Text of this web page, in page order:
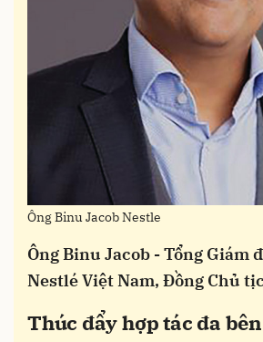
Ông Binu Jacob Nestle
Ông Binu Jacob - Tổng Giám
Nestlé Việt Nam, Đồng Chủ
Thúc đẩy hợp tác đa bên